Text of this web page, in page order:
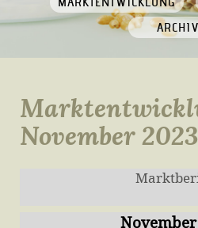
ARCHIV
November 2023